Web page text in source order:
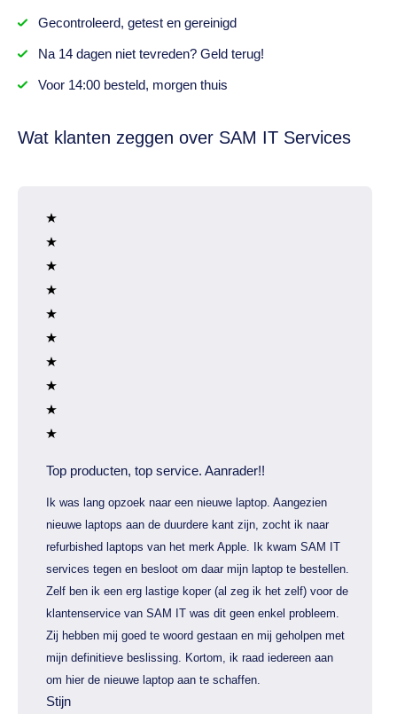
Gecontroleerd, getesten gereinigd
Na 14 dagenniet tevreden? Geld terug!
Voor 14:00 besteld, morgen thuis
Wat klanten zeggen over SAM IT Services
Top producten, top service. Aanrader!!
Ik was lang opzoek naar een nieuwe laptop. Aangezien
nieuwe laptops aan de duurdere kant zijn, zocht ik naar
refurbished laptops van het merk Apple. Ik kwam SAM IT
services tegen en besloot om daar mijn laptop te bestellen.
Zelf ben ik een erg lastige koper (al zeg ik het zelf) voor de
klantenservice van SAM IT was dit geen enkel probleem.
Zij hebben mij goed te woord gestaan en mij geholpen met
mijn definitieve beslissing. Kortom, ik raad iedereen aan
om hier de nieuwe laptop aan te schaffen.
Stijn